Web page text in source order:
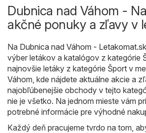
Dubnica nad Váhom -
akčné ponuky a zľavy v
Na Dubnica nad Váhom - Letakomat.sk
výber letákov a katalógov z kategórie
najnovšie letáky z kategórie Šport v
Váhom, kde nájdete aktuálne akcie a
najobľúbenejšie obchody v tejto
nie je všetko. Na jednom mieste vám
potrebné informácie pre výhodné
Každý deň pracujeme tvrdo na tom,